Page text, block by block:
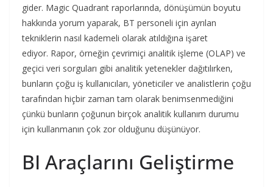
gider. Magic Quadrant raporlarında, dönüşümün boyutu
hakkında yorum yaparak, BT personeli için ayrılan
tekniklerin nasıl kademeli olarak atıldığına işaret
ediyor. Rapor, örneğin çevrimiçi analitik işleme (OLAP) ve
geçici veri sorguları gibi analitik yetenekler dağıtılırken,
bunların çoğu iş kullanıcıları, yöneticiler ve analistlerin çoğu
tarafından hiçbir zaman tam olarak benimsenmediğini
çünkü bunların çoğunun birçok analitik kullanım durumu
için kullanmanın çok zor olduğunu düşünüyor.
BI Araçlarını Geliştirme